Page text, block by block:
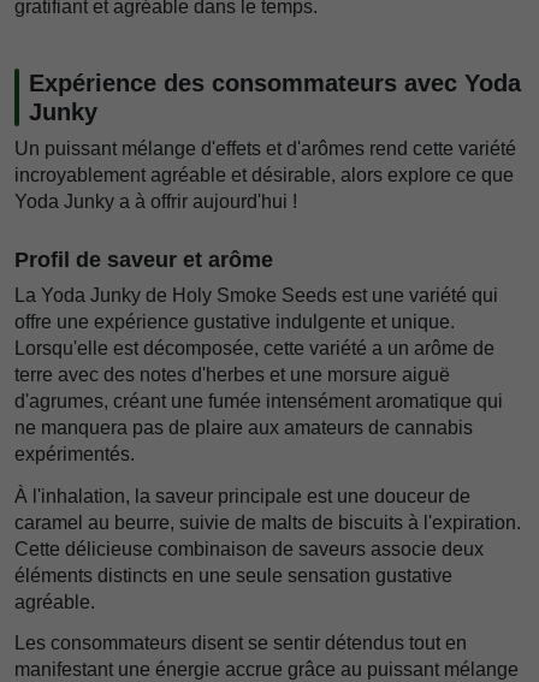
gratifiant et agréable dans le temps.
Expérience des consommateurs avec Yoda
Junky
Un puissant mélange d'effets et d'arômes rend cette variété
incroyablement agréable et désirable, alors explore ce que
Yoda Junky a à offrir aujourd'hui !
Profil de saveur et arôme
La Yoda Junky de Holy Smoke Seeds est une variété qui
offre une expérience gustative indulgente et unique.
Lorsqu'elle est décomposée, cette variété a un arôme de
terre avec des notes d'herbes et une morsure aiguë
d'agrumes, créant une fumée intensément aromatique qui
ne manquera pas de plaire aux amateurs de cannabis
expérimentés.
À l'inhalation, la saveur principale est une douceur de
caramel au beurre, suivie de malts de biscuits à l'expiration.
Cette délicieuse combinaison de saveurs associe deux
éléments distincts en une seule sensation gustative
agréable.
Les consommateurs disent se sentir détendus tout en
manifestant une énergie accrue grâce au puissant mélange